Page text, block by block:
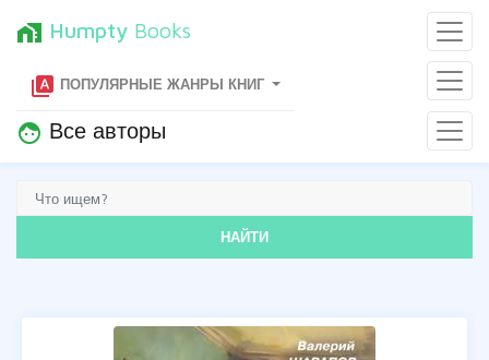
home_work Humpty Books
type_specimen ПОПУЛЯРНЫЕ ЖАНРЫ КНИГ
face Все авторы
НАЙТИ